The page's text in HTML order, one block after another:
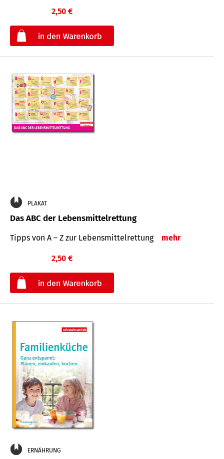
2,50 €
PLAKAT
Das ABC der Lebensmittelrettung
Tipps von A – Z zur Lebensmittelrettung mehr
2,50 €
ERNÄHRUNG